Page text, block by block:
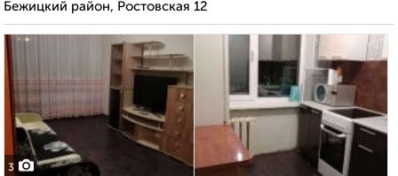
Бежицкий район, Ростовская 12
3